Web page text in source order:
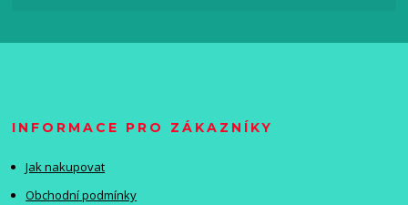
INFORMACE PRO ZÁKAZNÍKY
Jak nakupovat
Obchodní podmínky